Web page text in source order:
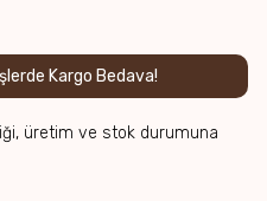
Kargo Bedava!
üretim ve stok durumuna